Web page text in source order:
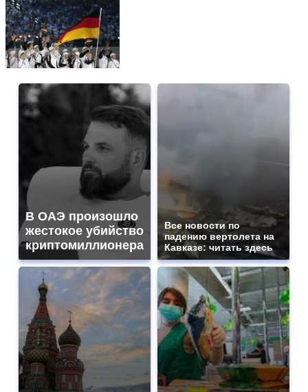
В ОАЭ произошло
жестокое убийство
криптомиллионера
Все новости по
падению вертолета на
Кавказе: читать здесь